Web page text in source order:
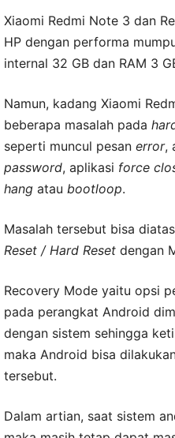
Xiaomi Redmi Note 3 dan
HP dengan performa
internal 32 GB dan RAM 3
Namun, kadang Xiaomi
beberapa masalah pada
seperti muncul pesan error,
password, aplikasi force
hang atau bootloop.
Masalah tersebut bisa
Reset / Hard Reset dengan
Recovery Mode yaitu opsi
pada perangkat Android
dengan sistem sehingga
maka Android bisa
tersebut.
Dalam artian, saat sistem